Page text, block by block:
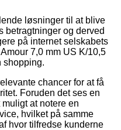
løsninger til at blive
betragtninger og derved
på internet selskabets
7,0 mm US K/10,5
shopping.
chancer for at få
Foruden det ses en
at notere en
hvilket på samme
hvor tilfredse kunderne